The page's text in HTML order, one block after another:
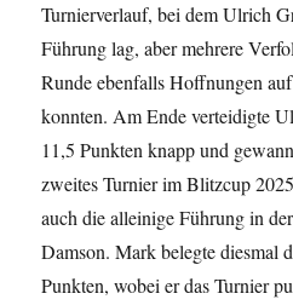
Turnierverlauf, bei dem Ulrich
Führung lag, aber mehrere
Runde ebenfalls Hoffnungen
konnten. Am Ende verteidigte
11,5 Punkten knapp und
zweites Turnier im Blitzcup
auch die alleinige Führung in
Damson. Mark belegte diesmal
Punkten, wobei er das Turnier